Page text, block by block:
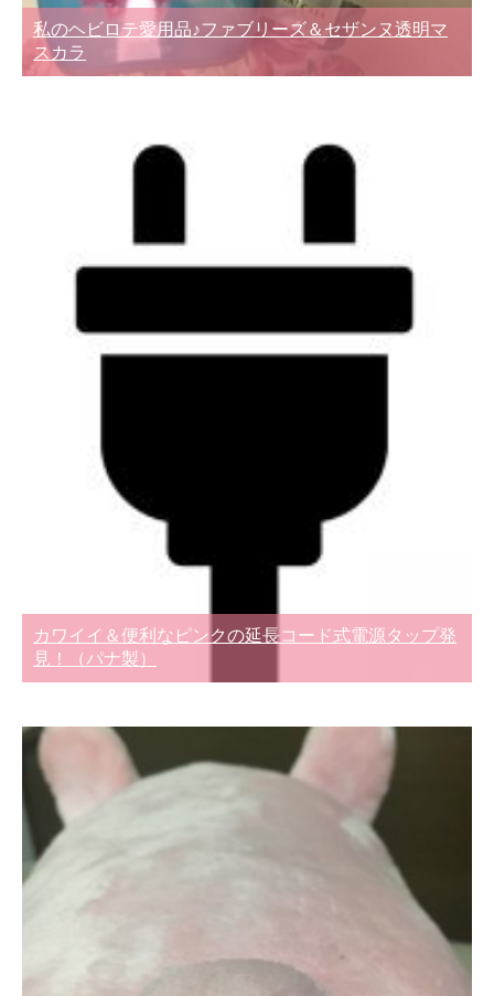
私のヘビロテ愛用品♪ファブリーズ＆セザンヌ透明マ
スカラ
カワイイ＆便利なピンクの延長コード式電源タップ発
見！（パナ製）